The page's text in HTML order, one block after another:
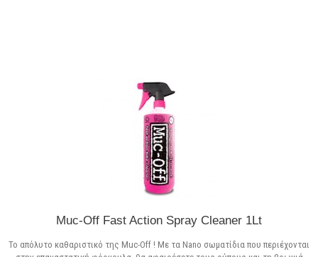
Muc-Off Fast Action Spray Cleaner 1Lt
Το απόλυτο καθαριστικό της Muc-Off ! Με τα Nano σωματίδια που περιέχονται